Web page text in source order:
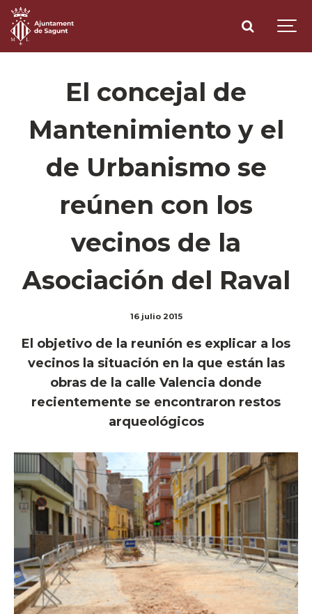
El concejal de
Mantenimiento y el
de Urbanismo se
reúnen con los
vecinos de la
Asociación del Raval
16 julio 2015
El objetivo de la reunión es explicar a los
vecinos la situación en la que están las
obras de la calle Valencia donde
recientemente se encontraron restos
arqueológicos